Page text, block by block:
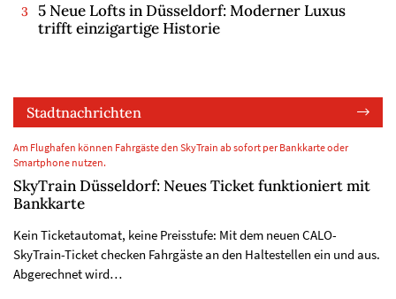
5 Neue Lofts in Düsseldorf: Moderner Luxus
trifft einzigartige Historie
Stadtnachrichten
Am Flughafen können Fahrgäste den SkyTrain ab sofort per Bankkarte oder
Smartphone nutzen.
SkyTrain Düsseldorf: Neues Ticket funktioniert mit
Bankkarte
Kein Ticketautomat, keine Preisstufe: Mit dem neuen CALO-
SkyTrain-Ticket checken Fahrgäste an den Haltestellen ein und aus.
Abgerechnet wird…